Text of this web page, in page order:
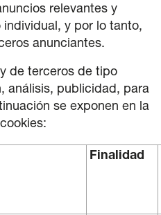
relevantes y
y por lo tanto,
anunciantes.
de terceros de tipo
análisis, publicidad, para
se exponen en la
Finalidad